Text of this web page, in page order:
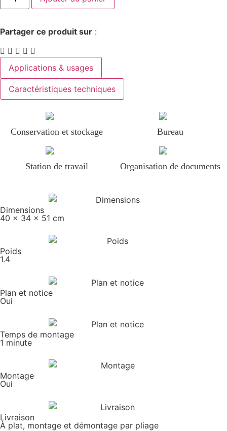
Partager ce produit sur :
Applications & usages
Caractéristiques techniques
Conservation et stockage Bureau
Station de travail Organisation de documents
Dimensions
40 x 34 x 51 cm
Poids
1.4
Plan et notice
Oui
Temps de montage
1 minute
Montage
Oui
Livraison
À plat, montage et démontage par pliage